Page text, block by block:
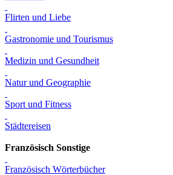
Flirten und Liebe
Gastronomie und Tourismus
Medizin und Gesundheit
Natur und Geographie
Sport und Fitness
Städtereisen
Französisch Sonstige
Französisch Wörterbücher